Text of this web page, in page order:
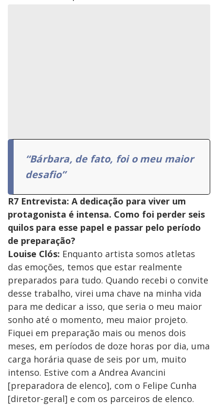
“Bárbara, de fato, foi o meu maior
desafio”
R7 Entrevista: A dedicação para viver um
protagonista é intensa. Como foi perder seis
quilos para esse papel e passar pelo período
de preparação?
Louise Clós: Enquanto artista somos atletas
das emoções, temos que estar realmente
preparados para tudo. Quando recebi o convite
desse trabalho, virei uma chave na minha vida
para me dedicar a isso, que seria o meu maior
sonho até o momento, meu maior projeto.
Fiquei em preparação mais ou menos dois
meses, em períodos de doze horas por dia, uma
carga horária quase de seis por um, muito
intenso. Estive com a Andrea Avancini
[preparadora de elenco], com o Felipe Cunha
[diretor-geral] e com os parceiros de elenco.